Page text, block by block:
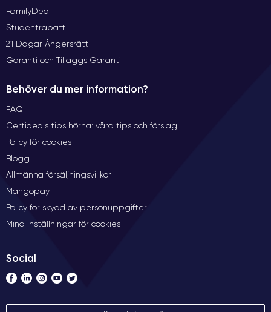
FamilyDeal
Studentrabatt
21 Dagar Ångersrätt
Garanti och Tilläggs Garanti
Behöver du mer information?
FAQ
Certideals tips hörna: våra tips och förslag
Policy för cookies
Blogg
Allmänna försäljningsvillkor
Mangopay
Policy för skydd av personuppgifter
Mina inställningar för cookies
Social